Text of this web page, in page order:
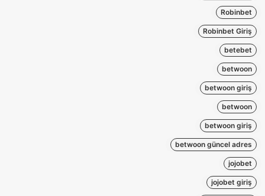
Robinbet
Robinbet Giriş
betebet
betwoon
betwoon giriş
betwoon
betwoon giriş
betwoon güncel adres
jojobet
jojobet giriş